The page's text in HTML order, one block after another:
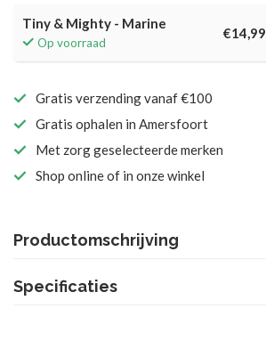
Tiny & Mighty - Marine
Op voorraad
€14,99
Gratis verzending vanaf €100
Gratis ophalen in Amersfoort
Met zorg geselecteerde merken
Shop online of in onze winkel
Productomschrijving
Specificaties